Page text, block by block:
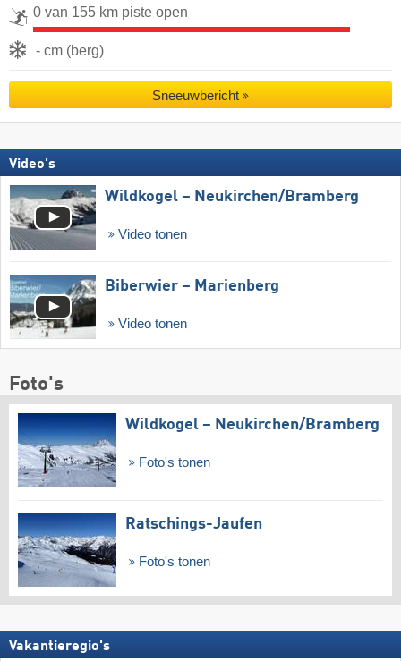
0 van 155 km piste open
- cm (berg)
Sneeuwbericht
Video's
Wildkogel – Neukirchen/​Bramberg
Video tonen
Biberwier – Marienberg
Video tonen
Foto's
Wildkogel – Neukirchen/​Bramberg
Foto's tonen
Ratschings-Jaufen
Foto's tonen
Vakantieregio's